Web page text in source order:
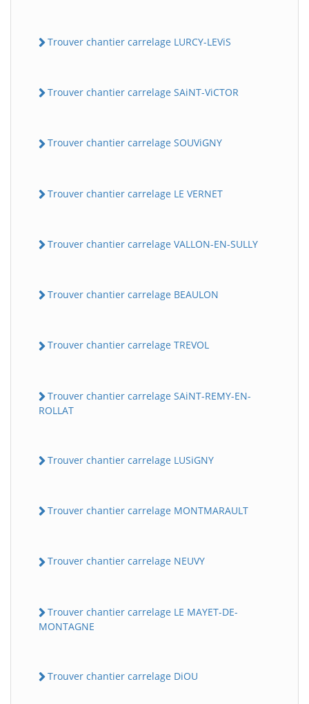
Trouver chantier carrelage LURCY-LEViS
Trouver chantier carrelage SAiNT-ViCTOR
Trouver chantier carrelage SOUViGNY
Trouver chantier carrelage LE VERNET
Trouver chantier carrelage VALLON-EN-SULLY
Trouver chantier carrelage BEAULON
Trouver chantier carrelage TREVOL
Trouver chantier carrelage SAiNT-REMY-EN-
ROLLAT
Trouver chantier carrelage LUSiGNY
Trouver chantier carrelage MONTMARAULT
Trouver chantier carrelage NEUVY
Trouver chantier carrelage LE MAYET-DE-
MONTAGNE
Trouver chantier carrelage DiOU